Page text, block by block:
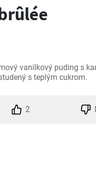
vanilkový puding s
s teplým cukrom.
2